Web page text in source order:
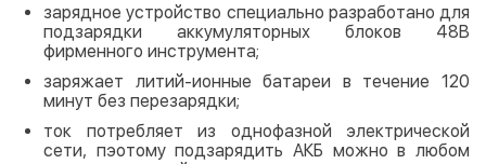
зарядное устройство специально разработано для
подзарядки аккумуляторных блоков 48В
фирменного инструмента;
заряжает литий-ионные батареи в течение 120
минут без перезарядки;
ток потребляет из однофазной электрической
сети, пэотому подзарядить АКБ можно в любом